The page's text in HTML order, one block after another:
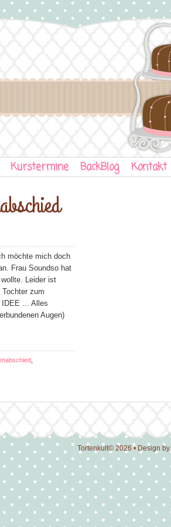
Kurstermine BackBlog Kontakt
möchte mich doch
Frau Soundso hat
Leider ist
zum
... Alles
Augen)
Tortenkult© 2026 • Design by